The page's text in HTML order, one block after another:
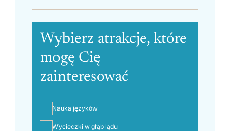
Wybierz atrakcje, które
mogę Cię
zainteresować
Nauka języków
Wycieczki w głąb lądu